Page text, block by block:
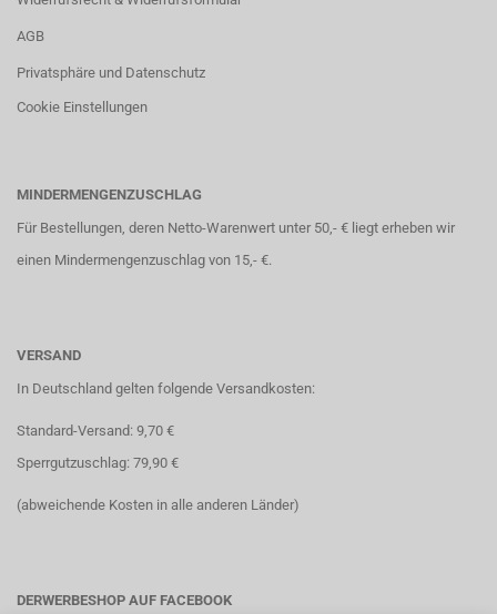
AGB
Privatsphäre und Datenschutz
Cookie Einstellungen
MINDERMENGENZUSCHLAG
Für Bestellungen, deren Netto-Warenwert unter 50,- € liegt erheben wir
einen Mindermengenzuschlag von 15,- €.
VERSAND
In Deutschland gelten folgende Versandkosten:
Standard-Versand: 9,70 €
Sperrgutzuschlag: 79,90 €
(abweichende Kosten in alle anderen Länder)
DERWERBESHOP AUF FACEBOOK